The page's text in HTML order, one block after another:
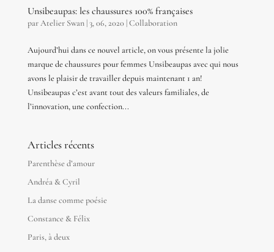
Unsibeaupas: les chaussures 100% françaises
parAtelier Swan|3, 06, 2020|Collaboration
Aujourd’hui dans ce nouvel article, on vous présente la jolie
marque de chaussures pour femmes Unsibeaupas avec qui nous
avons le plaisir de travailler depuis maintenant 1 an!
Unsibeaupas c’est avant tout des valeurs familiales, de
l’innovation, une confection...
Articles récents
Parenthèse d’amour
Andréa & Cyril
La danse comme poésie
Constance & Félix
Paris, à deux